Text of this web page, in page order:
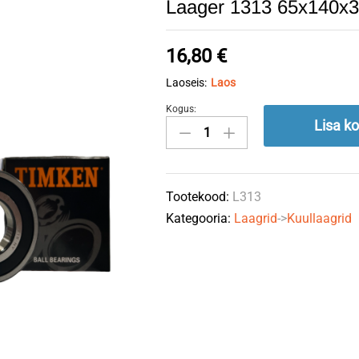
Laager 1313
16,80 €
Laoseis: Laos
Laager
1313
quantity
Kogus:
Lisa
Tootekood: L313
Kategooria: Laagrid->Kuullaagrid